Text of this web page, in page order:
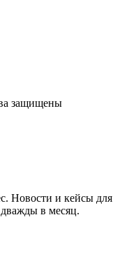
защищены
Новости и кейсы для
в месяц.